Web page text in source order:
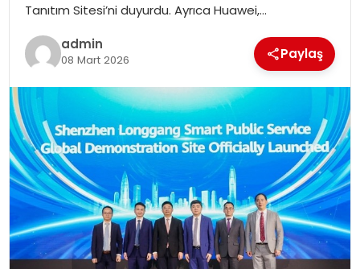
Tanıtım Sitesi’ni duyurdu. Ayrıca Huawei,…
admin
08 Mart 2026 Paylaş